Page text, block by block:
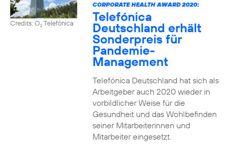
Credits: O2Telefónica
CORPORATE HEALTH AWARD 2020:
Telefónica
Deutschland erhält
Sonderpreis für
Pandemie-
Management
Telefónica Deutschland hat sich als
Arbeitgeber auch 2020 wieder in
vorbildlicher Weise für die
Gesundheit und das Wohlbefinden
seiner Mitarbeiterinnen und
Mitarbeiter eingesetzt.